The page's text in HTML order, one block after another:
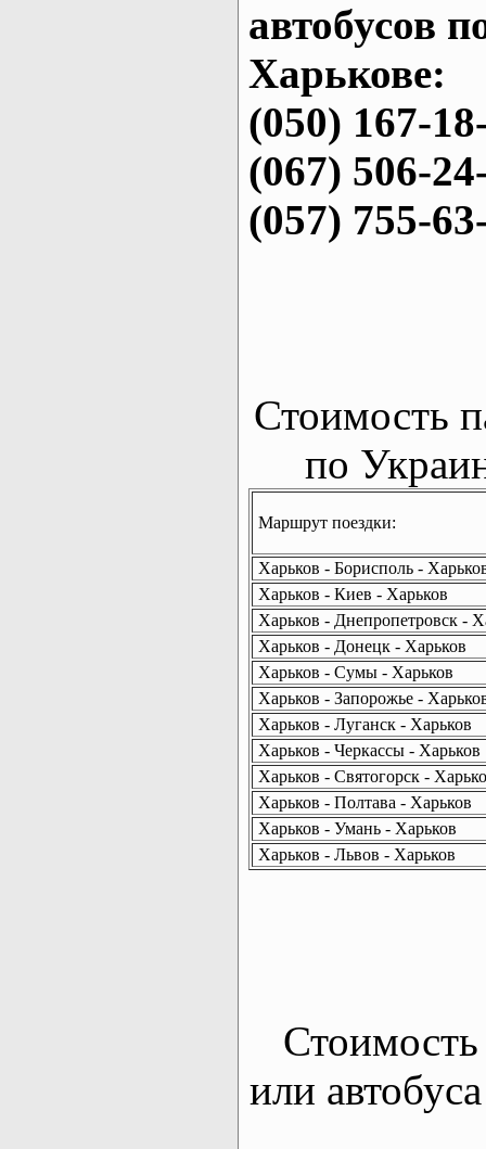
автобусов
Харькове:
(050) 167-
(067) 506-
(057) 755-
Стоимость
по
Маршрут поездки:
Харьков - Борисполь -
Харьков - Киев - Харьков
Харьков - Днепропетровск -
Харьков - Донецк - Харьков
Харьков - Сумы - Харьков
Харьков - Запорожье -
Харьков - Луганск - Харьков
Харьков - Черкассы - Харьков
Харьков - Святогорск -
Харьков - Полтава - Харьков
Харьков - Умань - Харьков
Харьков - Львов - Харьков
Стоимость
или